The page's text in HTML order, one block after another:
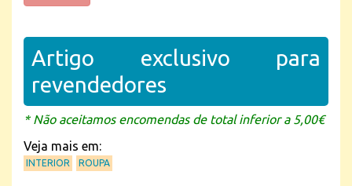
Artigo exclusivo para
revendedores
* Não aceitamos encomendas de total inferior a 5,00€
Veja mais em:
INTERIOR ROUPA